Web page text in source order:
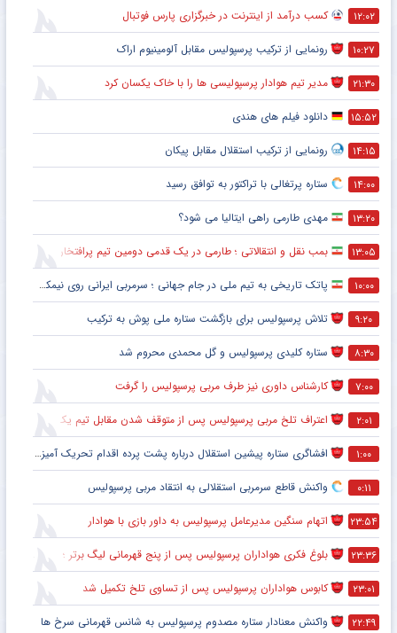
۱۲:۰۲ کسب درآمد از اینترنت در خبرگزاری پارس فوتبال
۱۰:۲۷ رونمایی از ترکیب پرسپولیس‌ مقابل آلومینیوم اراک
۲۱:۳۰ مدیر تیم هوادار پرسپولیسی ها را با خاک یکسان کرد
۱۵:۵۲ دانلود فیلم های هندی
۱۴:۱۵ رونمایی از ترکیب استقلال مقابل پیکان
۱۴:۰۰ ستاره پرتغالی با تراکتور به توافق رسید
۱۳:۲۰ مهدی طارمی راهی ایتالیا می شود؟
۱۳:۰۵ بمب نقل و انتقالاتی ؛ طارمی در یک قدمی دومین تیم پرافتخار اروپا
۱۰:۰۰ پاتک تاریخی به تیم ملی در جام جهانی ؛ سرمربی ایرانی روی نیمکت آمریکا
۹:۲۰ تلاش پرسپولیس برای بازگشت ستاره ملی پوش به ترکیب
۸:۳۰ ستاره کلیدی پرسپولیس و گل محمدی محروم شد
۷:۰۰ کارشناس داوری نیز طرف مربی پرسپولیس را گرفت
۲:۰۱ اعتراف تلخ مربی پرسپولیس پس از متوقف شدن مقابل تیم یک استقلالی
۱:۰۰ افشاگری ستاره پیشین استقلال درباره پشت پرده اقدام تحریک آمیز خود مقابل هواداران پرسپولیس
۰:۱۱ واکنش قاطع سرمربی استقلالی به انتقاد مربی پرسپولیس
۲۳:۵۴ اتهام سنگین مدیرعامل پرسپولیس به داور بازی با هوادار
۲۳:۳۶ بلوغ فکری هواداران پرسپولیس پس از پنج قهرمانی لیگ برتر ؛ اتفاقی تاریخی پس از پایان بازی با هوادار
۲۳:۰۱ کابوس هواداران پرسپولیس پس از تساوی تلخ تکمیل شد
۲۲:۴۹ واکنش معنادار ستاره مصدوم پرسپولیس به شانس قهرمانی سرخ ها